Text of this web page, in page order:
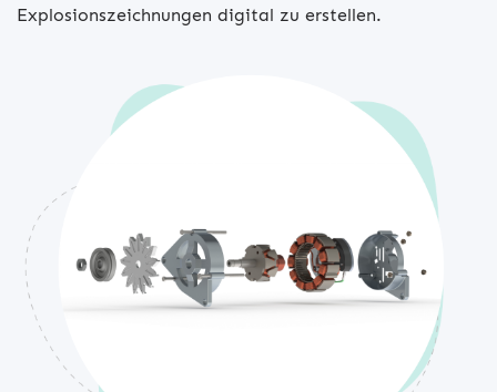
Explosionszeichnungen digital zu erstellen.